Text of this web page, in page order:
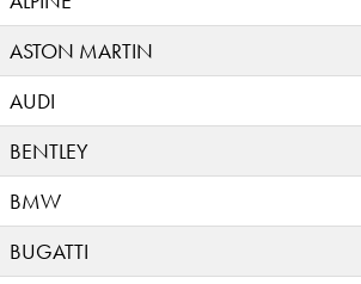
ASTON MARTIN
AUDI
BENTLEY
BMW
BUGATTI